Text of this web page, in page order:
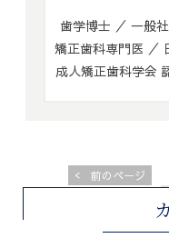
歯学博士 ／ 一般
矯正歯科専門医 ／
成人矯正歯科学会
<前のページ